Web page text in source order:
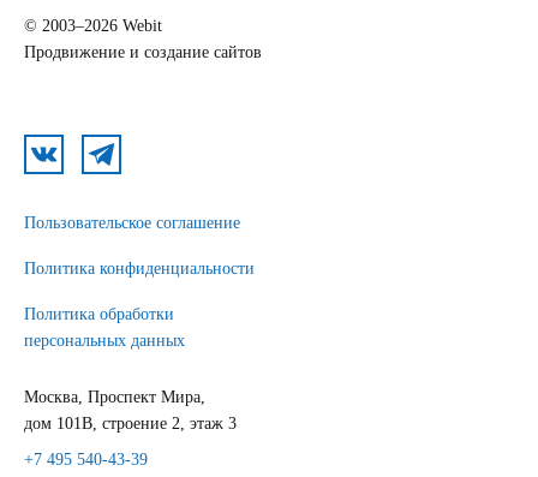
© 2003–2026 Webit
Продвижение и создание сайтов
Пользовательское соглашение
Политика конфиденциальности
Политика обработки
персональных данных
Москва, Проспект Мира,
дом 101В, строение 2, этаж 3
+7 495 540-43-39